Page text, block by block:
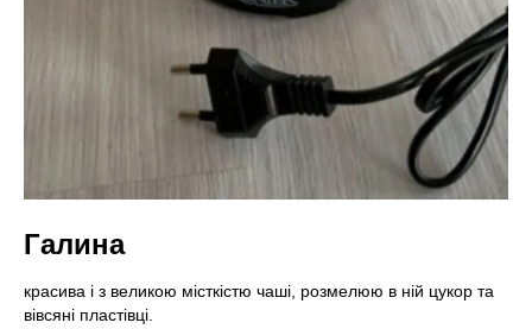
Галина
красива і з великою місткістю чаші, розмелюю в ній цукор та
вівсяні пластівці.